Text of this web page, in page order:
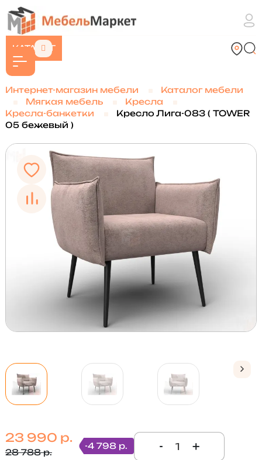
КАТАЛОГ
Интернет-магазин мебели
Каталог мебели
Мягкая мебель
Кресла
Кресла-банкетки
Кресло Лига-083 ( TOWER
05 бежевый )
23 990 р.
28 788 р.
-4 798 р. - +